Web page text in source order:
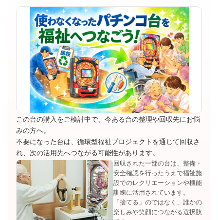
この台の購入をご検討中で、今ある台の整理や回収先にお悩
みの方へ。
不要になった台は、循環型福祉プロジェクトを通じて回収さ
れ、次の活用先へつながる可能性があります。
回収された一部の台は、整備・
安全確認を行ったうえで福祉施
設でのレクリエーションや機能
訓練に活用されています。
「捨てる」のではなく、誰かの
楽しみや笑顔につながる選択肢